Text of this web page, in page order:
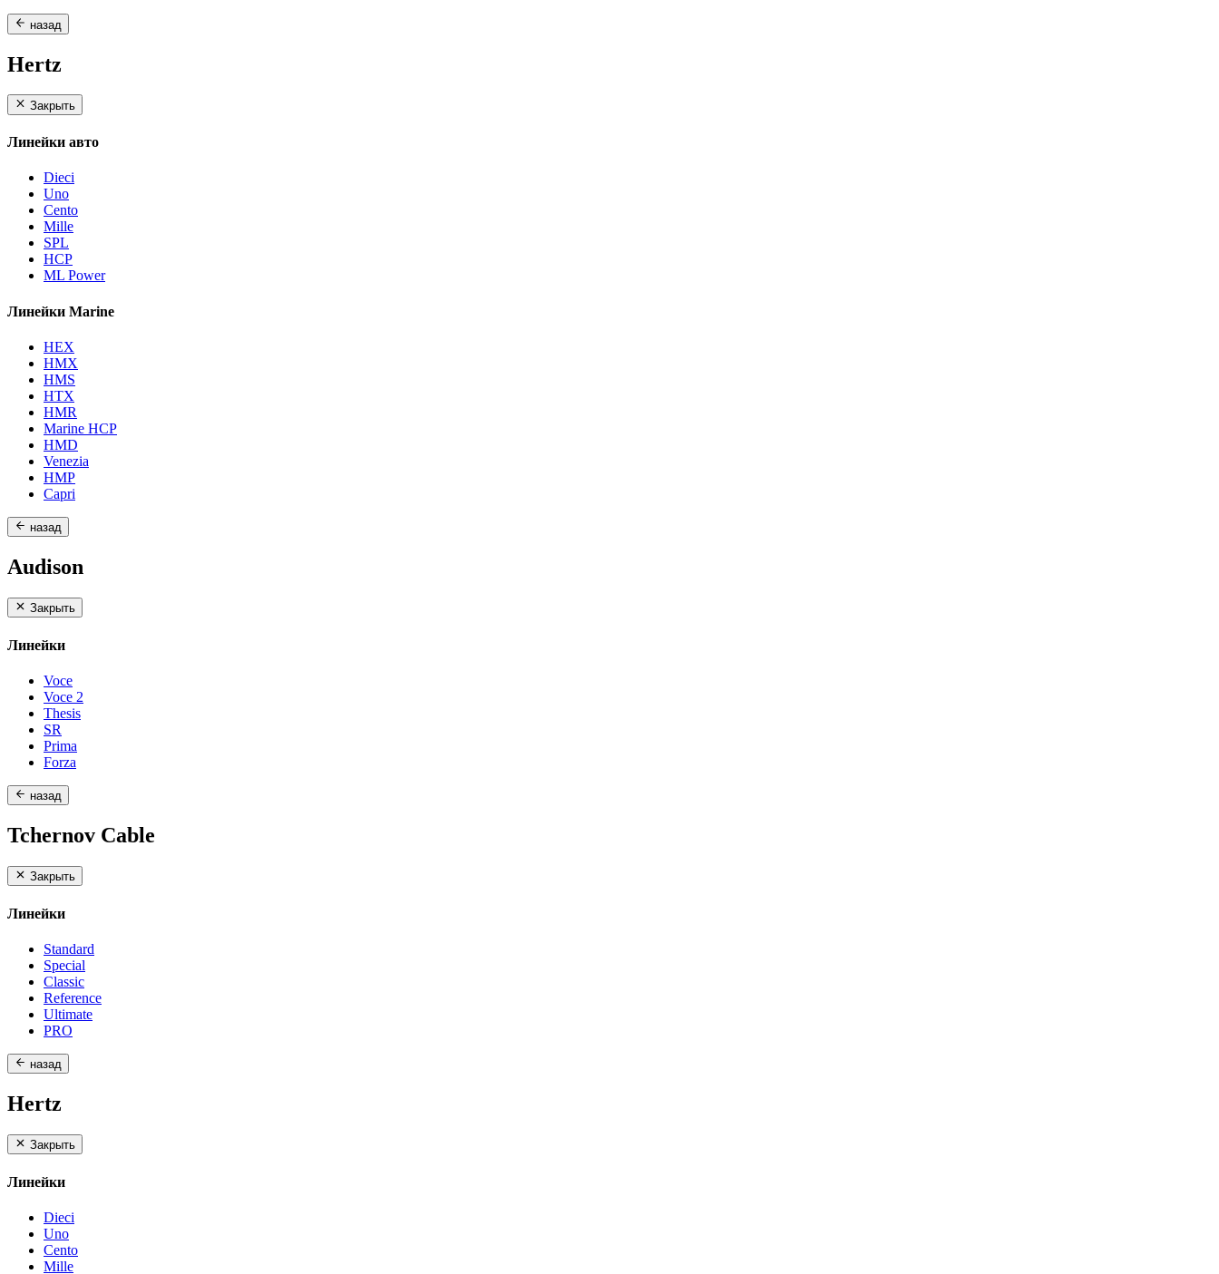
назад
Hertz
Закрыть
Линейки авто
Dieci
Uno
Cento
Mille
SPL
HCP
ML Power
Линейки Marine
HEX
HMX
HMS
HTX
HMR
Marine HCP
HMD
Venezia
HMP
Capri
назад
Audison
Закрыть
Линейки
Voce
Voce 2
Thesis
SR
Prima
Forza
назад
Tchernov Cable
Закрыть
Линейки
Standard
Special
Classic
Reference
Ultimate
PRO
назад
Hertz
Закрыть
Линейки
Dieci
Uno
Cento
Mille